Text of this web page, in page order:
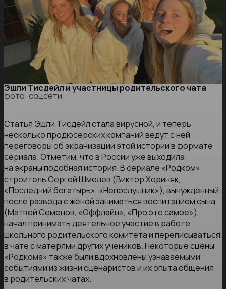
Эшли Тисдейл и участницы родительского чата
фото: соцсети
Статья Эшли Тисдейл стала вирусной, и теперь
несколько продюсерских компаний ведут с ней
переговоры об экранизации этой истории в формате
сериала. Отметим, что в России уже выходила
на экраны подобная история. В сериале «Родком»
строитель Сергей Шмелев (Виктор Хориняк,
«Последний богатырь», «Непослушник»), вынужденный
после развода с женой заниматься воспитанием сына
(Матвей Семенов, «Оффлайн», «Про это самое»),
начал принимать деятельное участие в работе
школьного родительского комитета и переписываться
в чате с матерями других учеников. Некоторые сцены
«Родкома» также были вдохновлены узнаваемыми
событиями из жизни сценаристов и их опыта общения
в родительских чатах.